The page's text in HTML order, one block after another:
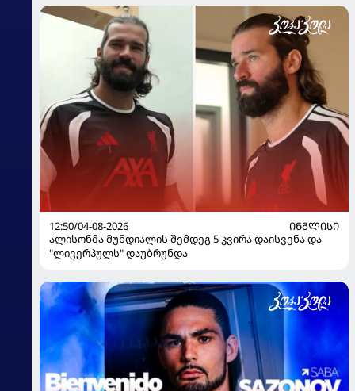
12:50/04-08-2026
ᲘᲜᲒᲚᲘᲡᲘ
ალისონმა მუნდიალის შემდეგ 5 კვირა დაისვენა და
"ლივერპულს" დაუბრუნდა